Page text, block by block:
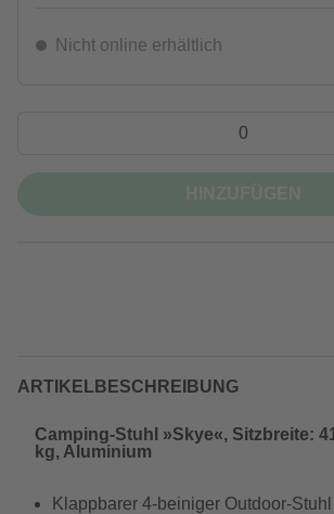
Nicht online erhältlich
ARTIKELBESCHREIBUNG
Camping-Stuhl »Skye«, Sitzbreite:
kg, Aluminium
Klappbarer 4-beiniger Outdoor-